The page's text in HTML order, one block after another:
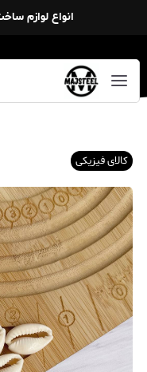
انواع لوازم
کالای فیزیکی